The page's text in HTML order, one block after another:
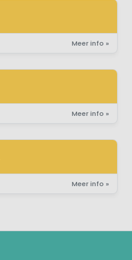
Meer info »
Meer info »
Meer info »